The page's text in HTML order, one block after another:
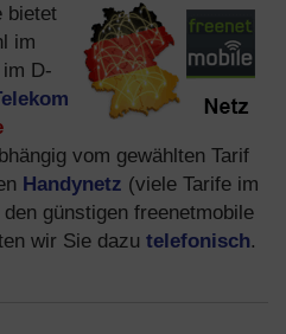
bietet
im
D-
vom gewählten Tarif
Handynetz (viele Tarife im
günstigen freenetmobile
wir Sie dazu telefonisch.